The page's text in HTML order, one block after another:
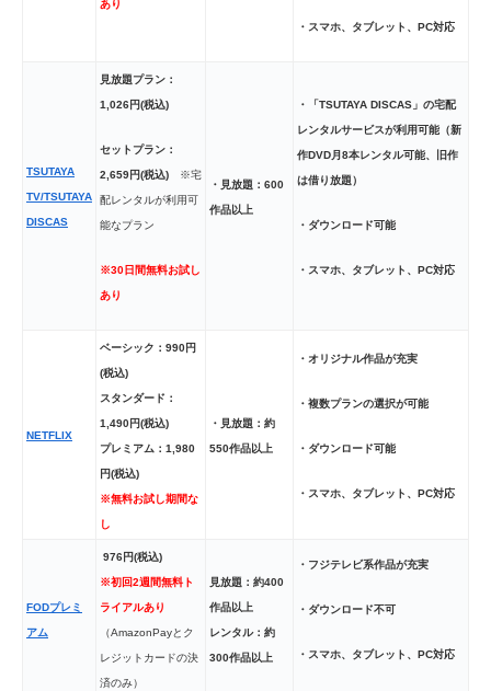
あり
・スマホ、タブレット、PC対応
TSUTAYA
TV/TSUTAYA
DISCAS
見放題プラン：
1,026円(税込)
セットプラン：
2,659円(税込) ※宅
配レンタルが利用可
能なプラン
※30日間無料お試し
あり
・見放題：600
作品以上
・「TSUTAYA DISCAS」の宅配
レンタルサービスが利用可能（新
作DVD月8本レンタル可能、旧作
は借り放題）
・ダウンロード可能
・スマホ、タブレット、PC対応
NETFLIX
ベーシック：990円
(税込)
スタンダード：
1,490円(税込)
プレミアム：1,980
円(税込)
※無料お試し期間な
し
・見放題：約
550作品以上
・オリジナル作品が充実
・複数プランの選択が可能
・ダウンロード可能
・スマホ、タブレット、PC対応
FODプレミ
アム
976円(税込)
※初回2週間無料ト
ライアルあり
（AmazonPayとク
レジットカードの決
済のみ）
見放題：約400
作品以上
レンタル：約
300作品以上
・フジテレビ系作品が充実
・ダウンロード不可
・スマホ、タブレット、PC対応